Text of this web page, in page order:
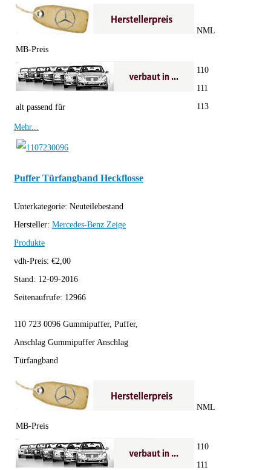
MB-Preis
NML
alt passend für
110
111
113
Mehr...
Puffer Türfangband Heckflosse
Unterkategorie: Neuteilebestand
Hersteller: Mercedes-Benz Zeige
Produkte
vdh-Preis: €2,00
Stand: 12-09-2016
Seitenaufrufe: 12966
110 723 0096 Gummipuffer, Puffer,
Anschlag Gummipuffer Anschlag
Türfangband
MB-Preis
NML
110
111